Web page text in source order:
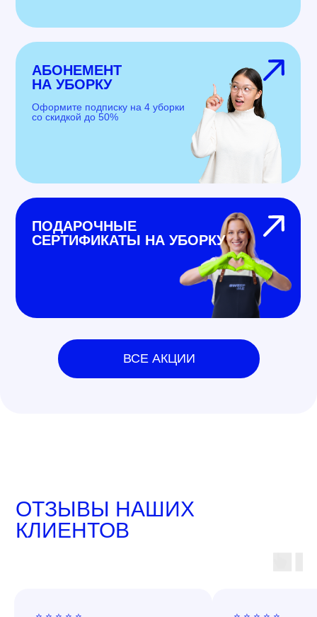
ВСЕ АКЦИИ
АБОНЕМЕНТ
НА УБОРКУ
Оформите подписку на 4 уборки
со скидкой до 50%
ПОДАРОЧНЫЕ
СЕРТИФИКАТЫ НА УБОРКУ
ОТЗЫВЫ НАШИХ
КЛИЕНТОВ